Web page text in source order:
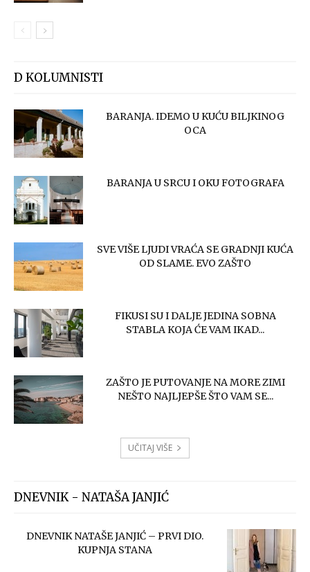
D KOLUMNISTI
BARANJA. IDEMO U KUĆU BILJKINOG
OCA
BARANJA U SRCU I OKU FOTOGRAFA
SVE VIŠE LJUDI VRAĆA SE GRADNJI KUĆA
OD SLAME. EVO ZAŠTO
FIKUSI SU I DALJE JEDINA SOBNA
STABLA KOJA ĆE VAM IKAD...
ZAŠTO JE PUTOVANJE NA MORE ZIMI
NEŠTO NAJLJEPŠE ŠTO VAM SE...
UČITAJ VIŠE
DNEVNIK - NATAŠA JANJIĆ
DNEVNIK NATAŠE JANJIĆ – PRVI DIO.
KUPNJA STANA